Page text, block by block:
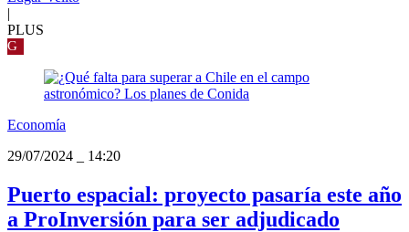
|
PLUS
G
Economía
29/07/2024
14:20
Puerto espacial: proyecto pasaría este año
a ProInversión para ser adjudicado